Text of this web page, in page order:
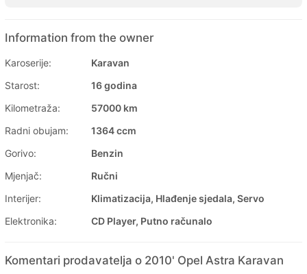
Information from the owner
Karoserije:
Karavan
Starost:
16 godina
Kilometraža:
57000 km
Radni obujam:
1364 ccm
Gorivo:
Benzin
Mjenjač:
Ručni
Interijer:
Klimatizacija, Hlađenje sjedala, Servo
Elektronika:
CD Player, Putno računalo
Komentari prodavatelja o 2010' Opel Astra Karavan